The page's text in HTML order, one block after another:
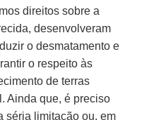
direitos sobre a
desenvolveram
o desmatamento e
o respeito às
de terras
Ainda que, é preciso
séria limitação ou, em